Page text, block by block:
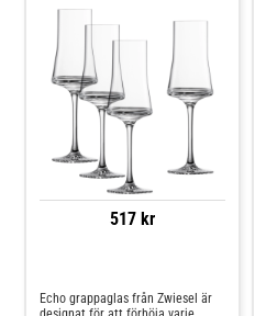
517 kr
Echo grappaglas från Zwiesel är